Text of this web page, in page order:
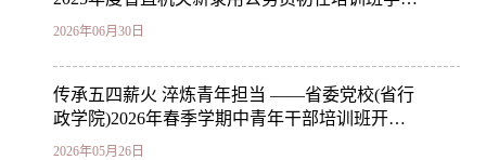
参观“第二十二届黑龙江省漫画作品双年展”
2026年06月30日
传承五四薪火 淬炼青年担当 ——省委党校(省行
政学院)2026年春季学期中青年干部培训班开展
“传承五四薪火 淬炼青年担当”主题党日活动
2026年05月26日